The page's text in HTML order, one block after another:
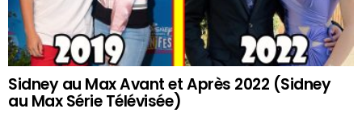
Sidney au Max Avant et Après 2022 (Sidney
au Max Série Télévisée)